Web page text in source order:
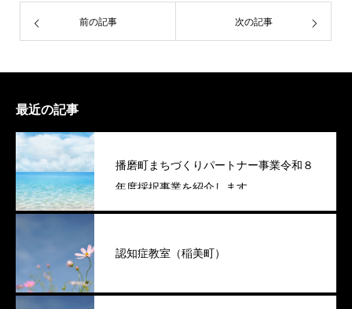
前の記事 次の記事
最近の記事
播磨町まちづくりパートナー事業令和８
年度採択事業を紹介します
認知症教室（稲美町）